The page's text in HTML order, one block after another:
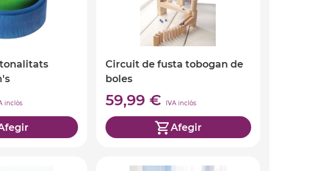
inclòs
Circuit de fusta tobogan de
boles
59,99 € IVA inclòs
Afegir